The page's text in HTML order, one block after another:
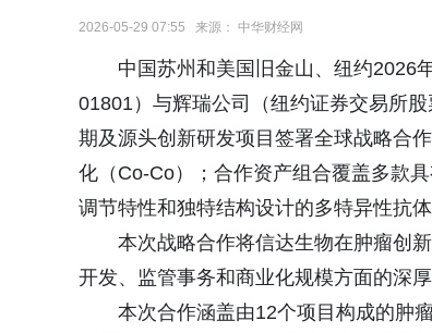
2026-05-29 07:55 来源： 中华财经网
中国苏州和美国旧金山、纽约2026
01801）与辉瑞公司（纽约证券交易所
期及源头创新研发项目签署全球战略合
化（Co-Co）；合作资产组合覆盖多款
调节特性和独特结构设计的多特异性抗体
本次战略合作将信达生物在肿瘤创
开发、监管事务和商业化规模方面的深
本次合作涵盖由12个项目构成的肿